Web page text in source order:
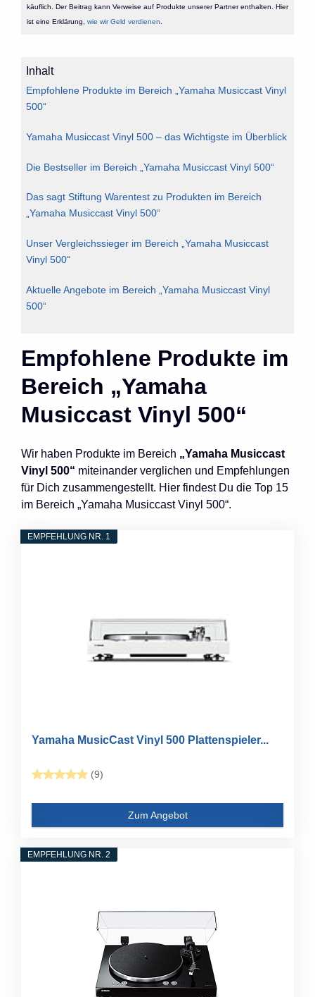
käuflich. Der Beitrag kann Verweise auf Produkte unserer Partner enthalten. Hier
ist eine Erklärung, wie wir Geld verdienen
Inhalt
Empfohlene Produkte im Bereich „Yamaha Musiccast Vinyl
500“
Yamaha Musiccast Vinyl 500 – das Wichtigste im Überblick
Die Bestseller im Bereich „Yamaha Musiccast Vinyl 500“
Das sagt Stiftung Warentest zu Produkten im Bereich
„Yamaha Musiccast Vinyl 500“
Unser Vergleichssieger im Bereich „Yamaha Musiccast
Vinyl 500“
Aktuelle Angebote im Bereich „Yamaha Musiccast Vinyl
500“
Empfohlene Produkte im
Bereich „Yamaha
Musiccast Vinyl 500“
Wir haben Produkte im Bereich „Yamaha Musiccast
Vinyl 500“ miteinander verglichen und Empfehlungen
für Dich zusammengestellt. Hier findest Du die Top 15
im Bereich „Yamaha Musiccast Vinyl 500“.
EMPFEHLUNG NR. 1
Yamaha MusicCast Vinyl 500 Plattenspieler...
(9)
Zum Angebot
EMPFEHLUNG NR. 2